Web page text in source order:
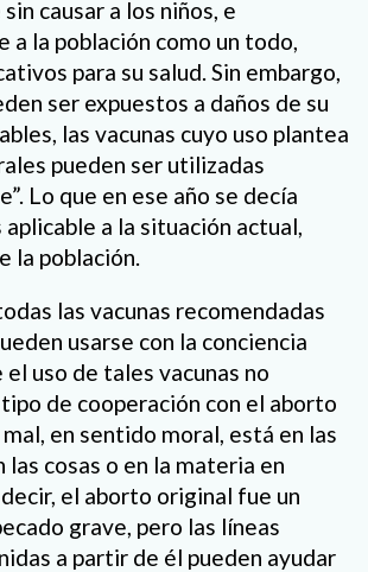
causar a los niños, e
a la población como un todo,
para su salud. Sin embargo,
ser expuestos a daños de su
las vacunas cuyo uso plantea
pueden ser utilizadas
Lo que en ese año se decía
aplicable a la situación actual,
la población.
las vacunas recomendadas
usarse con la conciencia
uso de tales vacunas no
de cooperación con el aborto
en sentido moral, está en las
las cosas o en la materia en
el aborto original fue un
grave, pero las líneas
a partir de él pueden ayudar